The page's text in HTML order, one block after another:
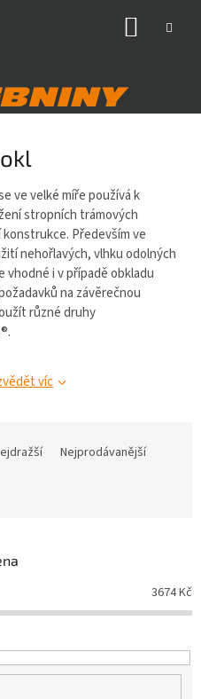
ve velké míře používá k
stropních trámových
Především ve
nehořlavých, vlhku odolných
vhodné i v případě obkladu
na závěrečnou
různé druhy
víc
Nejprodávanější
3674Kč